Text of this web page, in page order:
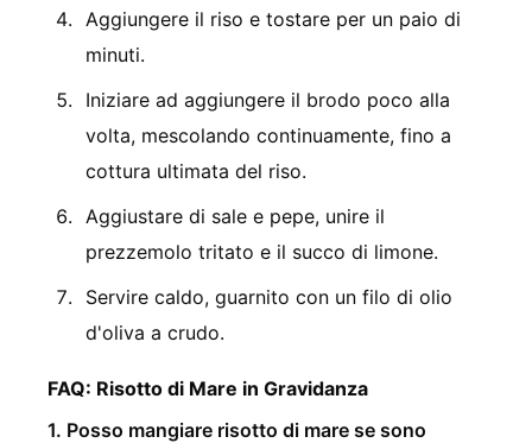
Aggiungere il riso e tostare per un paio di
minuti.
Iniziare ad aggiungere il brodo poco alla
volta, mescolando continuamente, fino a
cottura ultimata del riso.
Aggiustare di sale e pepe, unire il
prezzemolo tritato e il succo di limone.
Servire caldo, guarnito con un filo di olio
d'oliva a crudo.
FAQ: Risotto di Mare in Gravidanza
1. Posso mangiare risotto di mare se sono